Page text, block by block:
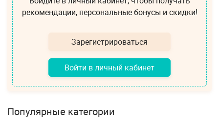
рекомендации, персональные бонусы и скидки!
Зарегистрироваться
Войти в личный кабинет
Популярные категории